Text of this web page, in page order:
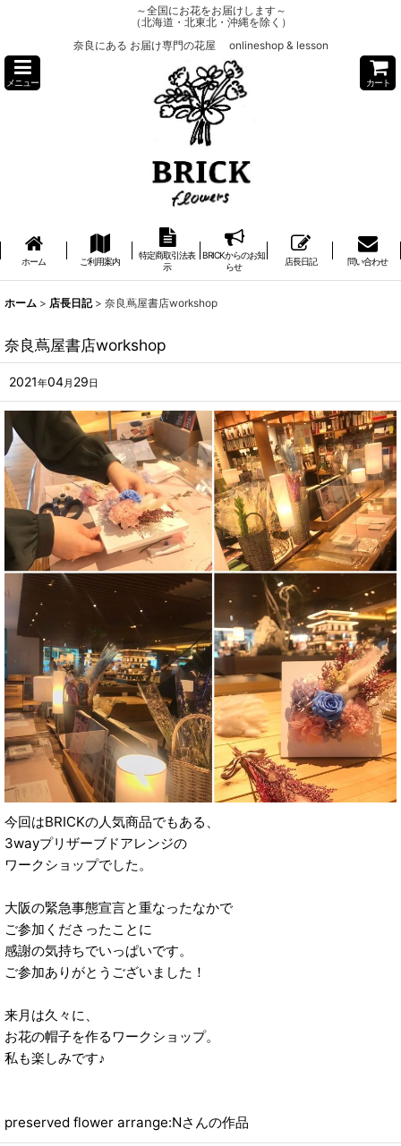
～全国にお花をお届けします～
（北海道・北東北・沖縄を除く）
奈良にある お届け専門の花屋 onlineshop & lesson
メニュー カート
ホーム ご利用案内
特定商取引法表
示
BRICKからのお知
らせ
店長日記 問い合わせ
ホーム > 店長日記 > 奈良蔦屋書店workshop
奈良蔦屋書店workshop
2021年04月 29 日
今回はBRICKの人気商品でもある、
3wayプリザーブドアレンジの
ワークショップでした。
大阪の緊急事態宣言と重なったなかで
ご参加くださったことに
感謝の気持ちでいっぱいです。
ご参加ありがとうございました！
来月は久々に、
お花の帽子を作るワークショップ。
私も楽しみです♪
preserved flower arrange:Nさんの作品